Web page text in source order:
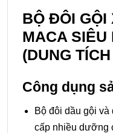
BỘ ĐÔI GỘI
MACA SIÊU
(DUNG
Công dụng
Bộ đôi dầu gội và
cấp nhiều dưỡng